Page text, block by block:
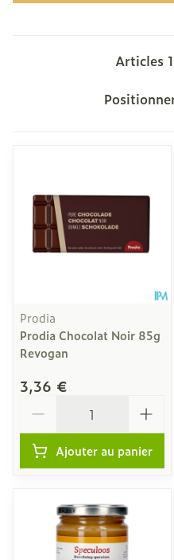
Articles 1
Trier par:
Prodia
Prodia Chocolat Noir 85g
Revogan
3,36 €
Ajouter au panier